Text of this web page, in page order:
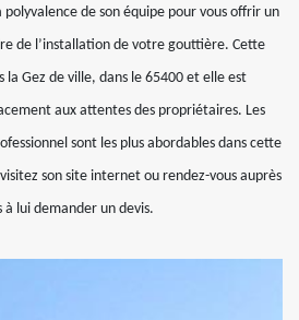
polyvalence de son équipe pour vous offrir un
de l’installation de votre gouttière. Cette
la Gez de ville, dans le 65400 et elle est
aux attentes des propriétaires. Les
sont les plus abordables dans cette
son site internet ou rendez-vous auprès
à lui demander un devis.